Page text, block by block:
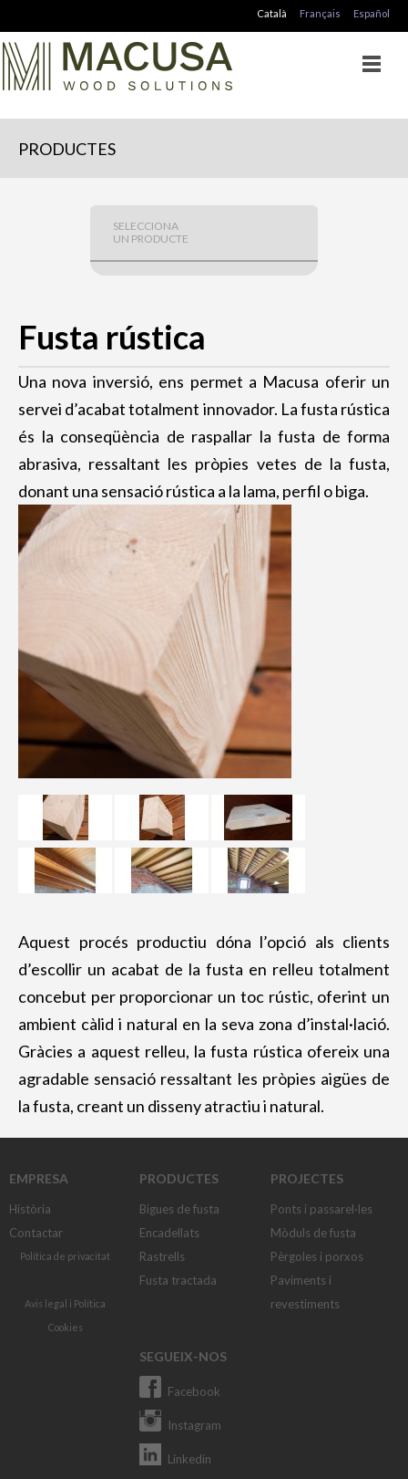
Català Français Español
PRODUCTES
SELECCIONA
UN PRODUCTE
Biga duo
Biga massissa
ENCADELLATS
RASTRELLS
FUSTA DE PI TRACTADA
FUSTA TERMOTRACTADA
TRAVESSES ECOLÒGIQUES
PANELLS I TAULERS
Panell sandwich
OSB
Taulers contraxapat
Taulers tricapa
MOBILIARI EXTERIOR
Tanques de fusta
Taules de fusta
Bancs de fusta
Jardineres de fusta
Mobiliari exterior a mida
TRACTAMENTS I ACABATS DE LA
Tractament autoclau
Fusta lasurada
Fusta rústica
Fusta rústica
Una nova inversió, ens permet a Macusa oferir un
servei d’acabat totalment innovador. La fusta rústica
és la conseqüència de raspallar la fusta de forma
abrasiva, ressaltant les pròpies vetes de la fusta,
donant una sensació rústica a la lama, perfil o biga.
Aquest procés productiu dóna l’opció als clients
d’escollir un acabat de la fusta en relleu totalment
concebut per proporcionar un toc rústic, oferint un
ambient càlid i natural en la seva zona d’instal·lació.
Gràcies a aquest relleu, la fusta rústica ofereix una
agradable sensació ressaltant les pròpies aigües de
la fusta, creant un disseny atractiu i natural.
EMPRESA
Història
Contactar
Política de privacitat
Avis legal i Política
Cookies
PRODUCTES
Bigues de fusta
Encadellats
Rastrells
Fusta tractada
PROJECTES
Ponts i passarel·les
Mòduls de fusta
Pèrgoles i porxos
Paviments i
revestiments
SEGUEIX-NOS
Facebook
Instagram
Linkedin